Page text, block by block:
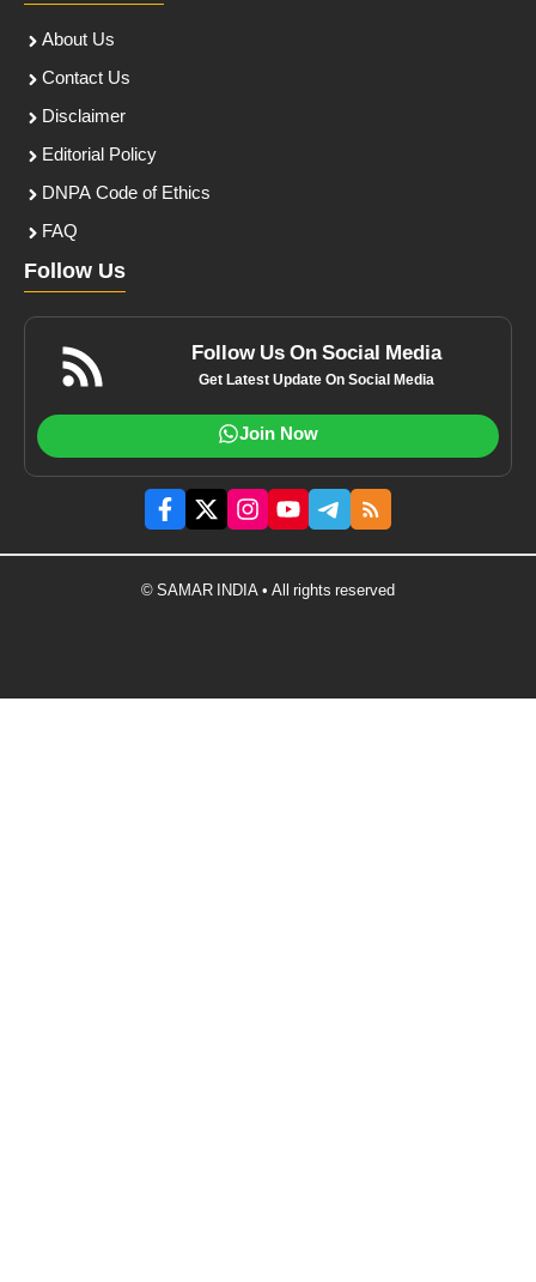
About Us
Contact Us
Disclaimer
Editorial Policy
DNPA Code of Ethics
FAQ
Follow Us
Follow Us On Social Media
Get Latest Update On Social Media
Join Now
© SAMAR INDIA • All rights reserved